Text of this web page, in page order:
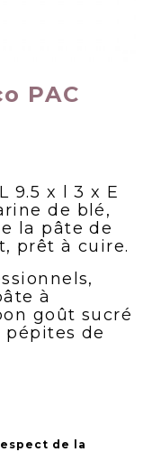
PAC
9.5 x l 3 x E
de blé,
la pâte de
prêt à cuire.
à
goût sucré
de
de la